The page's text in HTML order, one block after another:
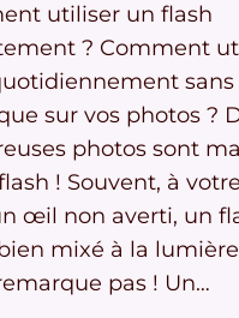
utiliser un flash
? Comment
sans
sur vos photos ?
photos sont
! Souvent, à
œil non averti, un
mixé à la
pas ! Un…